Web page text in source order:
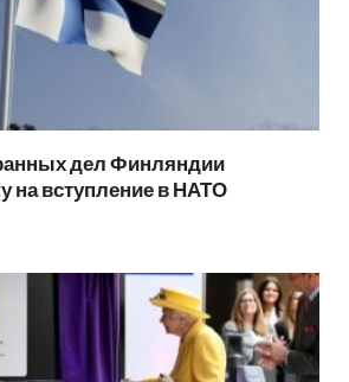
дел Финляндии
на вступление в НАТО